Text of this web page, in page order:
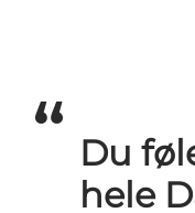
Du
hele